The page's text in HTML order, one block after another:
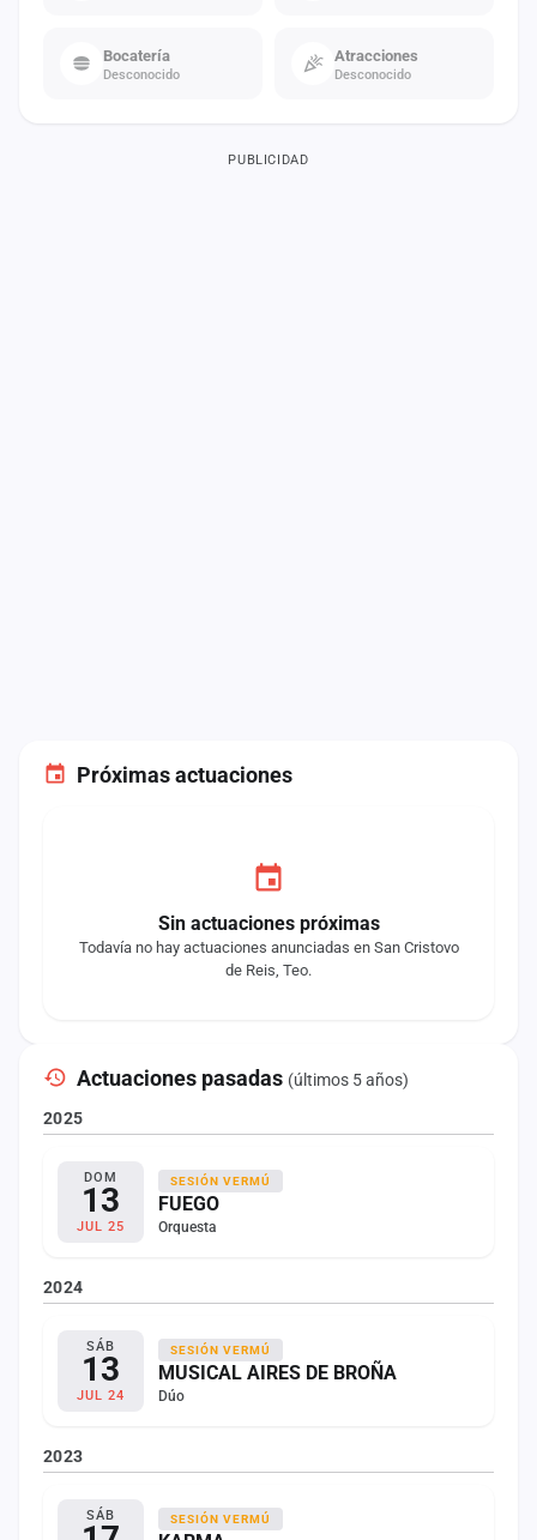
Próximas actuaciones
Sin actuaciones próximas
Todavía no hay actuaciones anunciadas en San Cristovo
de Reis, Teo.
Actuaciones pasadas (últimos 5 años)
2025
DOM
13
JUL 25
SESIÓN VERMÚ
FUEGO
Orquesta
2024
SÁB
13
JUL 24
SESIÓN VERMÚ
MUSICAL AIRES DE BROÑA
Dúo
2023
SÁB SESIÓN VERMÚ
Bocatería
Desconocido
Atracciones
Desconocido
PUBLICIDAD